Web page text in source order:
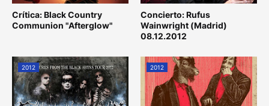
Crítica: Black Country
Communion "Afterglow"
Concierto: Rufus
Wainwright (Madrid)
08.12.2012
2012 2012